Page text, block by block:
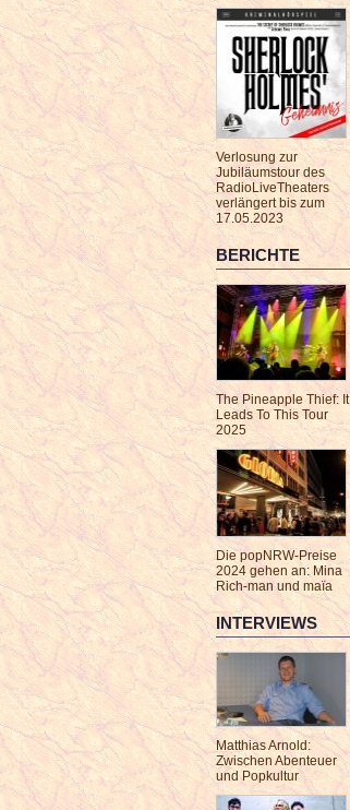
Verlosung zur
Jubiläumstour des
RadioLiveTheaters
verlängert bis zum
17.05.2023
BERICHTE
The Pineapple Thief: It
Leads To This Tour
2025
Die popNRW-Preise
2024 gehen an: Mina
Rich-man und maïa
INTERVIEWS
Matthias Arnold:
Zwischen Abenteuer
und Popkultur